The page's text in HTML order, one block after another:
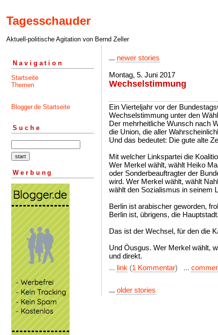
Tagesschauder
Aktuell-politische Agitation von Bernd Zeller
Navigation
Startseite
Themen
Blogger.de Startseite
Suche
Werbung
... newer stories
Montag, 5. Juni 2017
Wechselstimmung
Ein Vierteljahr vor der
Wechselstimmung unter den
Der mehrheitliche Wunsch nach
die Union, die aller
Und das bedeutet: Die gute alte
Mit welcher Linkspartei die
Wer Merkel wählt, wählt Heiko
oder Sonderbeauftragter der
wird. Wer Merkel wählt, wählt
wählt den Sozialismus in seinem
Berlin ist arabischer geworden,
Berlin ist, übrigens, die
Das ist der Wechsel, für den die
Und Öusgus. Wer Merkel wählt,
und direkt.
... link (1 Kommentar) ...
... older stories